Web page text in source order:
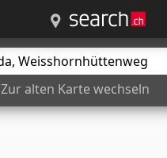
Zur alten Karte wechseln